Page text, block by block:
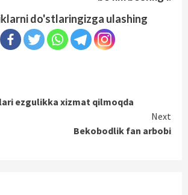
do'stlaringizga ulashing
ezgulikka xizmat qilmoqda
Next
Bekobodlik fan arbobi